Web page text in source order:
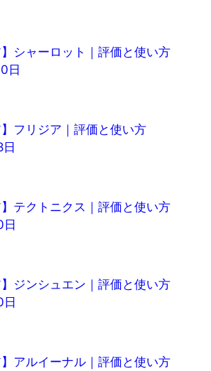
】シャーロット｜評価と使い方
日
】フリジア｜評価と使い方
】テクトニクス｜評価と使い方
】ジンシュエン｜評価と使い方
】アルイーナル｜評価と使い方